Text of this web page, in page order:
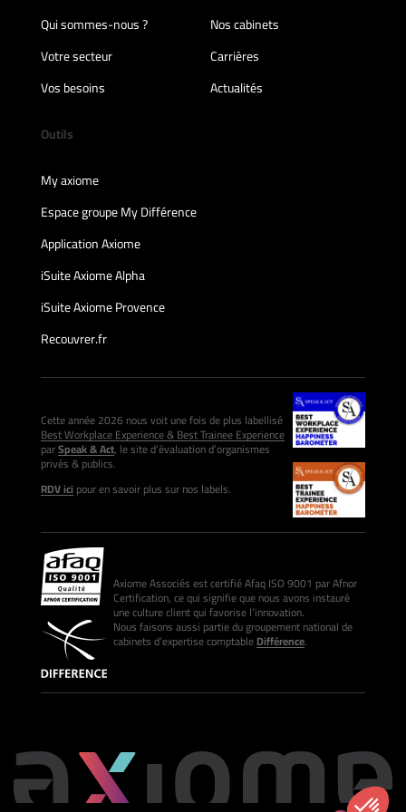
Qui sommes-nous ?
Nos cabinets
Votre secteur
Carrières
Vos besoins
Actualités
Outils
My axiome
Espace groupe My Différence
Application Axiome
iSuite Axiome Alpha
iSuite Axiome Provence
Recouvrer.fr
Cette année 2026 nous voit une fois de plus labellisé
Best Workplace Experience & Best Trainee Experience
parSpeak & Act, le site d’évaluation d’organismes
privés & publics.
RDV icipour en savoir plus sur nos labels.
Axiome Associés est certifié Afaq ISO 9001 par Afnor
Certification, ce qui signifie que nous avons instauré
une culture client qui favorise l’innovation.
Nous faisons aussi partie du groupement national de
cabinets d’expertise comptableDifférence.